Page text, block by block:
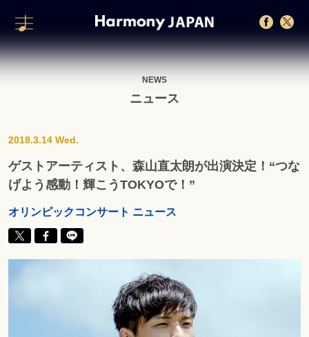
NEWS
ニュース
2018.3.14 Wed.
ゲストアーティスト、森山直太朗が出演決定！“つな
げよう感動！輝こうTOKYOで！”
オリンピックコンサート ニュース